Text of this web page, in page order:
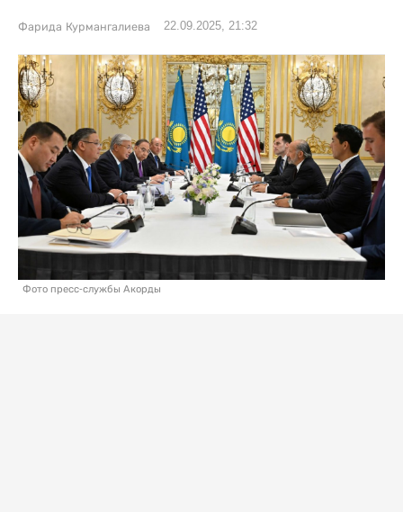
Фарида Курмангалиева 22.09.2025, 21:32
Фото пресс-службы Акорды